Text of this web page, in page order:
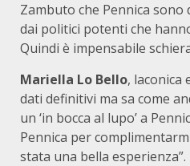
Zambuto che Pennica
dai politici potenti che
Quindi è impensabile
Mariella Lo Bello, laconica
dati definitivi ma sa come
un ‘in bocca al lupo’ a
Pennica per
stata una bella esperienza”.